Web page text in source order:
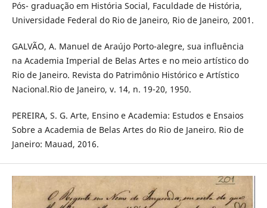
Pós- graduação em História Social, Faculdade de História,
Universidade Federal do Rio de Janeiro, Rio de Janeiro, 2001.
GALVÃO, A. Manuel de Araújo Porto-alegre, sua influência
na Academia Imperial de Belas Artes e no meio artístico do
Rio de Janeiro. Revista do Patrimônio Histórico e Artístico
Nacional.Rio de Janeiro, v. 14, n. 19-20, 1950.
PEREIRA, S. G. Arte, Ensino e Academia: Estudos e Ensaios
Sobre a Academia de Belas Artes do Rio de Janeiro. Rio de
Janeiro: Mauad, 2016.